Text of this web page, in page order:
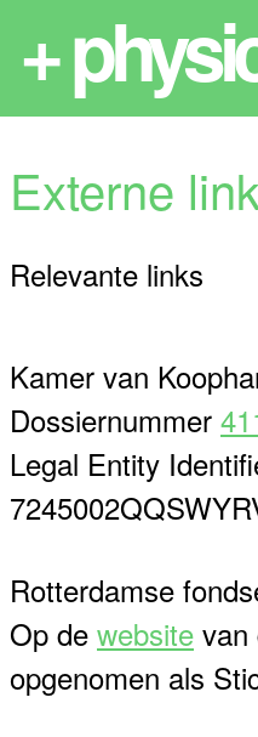
+
Externe
Relevante links
Kamer van
Dossiernummer
Legal Entity
Rotterdamse
Op de website van
opgenomen als